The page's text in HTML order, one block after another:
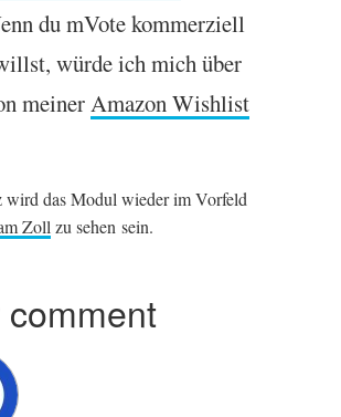
du mVote kom­merzi­ell
würde ich mich über
mein­erAmazon Wish­list
wird das Modul wieder im Vor­feld
Zoll zu sehen sein.
comment